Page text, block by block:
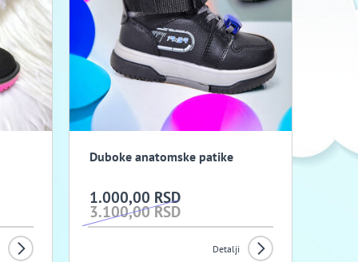
Duboke anatomske patike
1.000,00 RSD
3.100,00 RSD
Detalji